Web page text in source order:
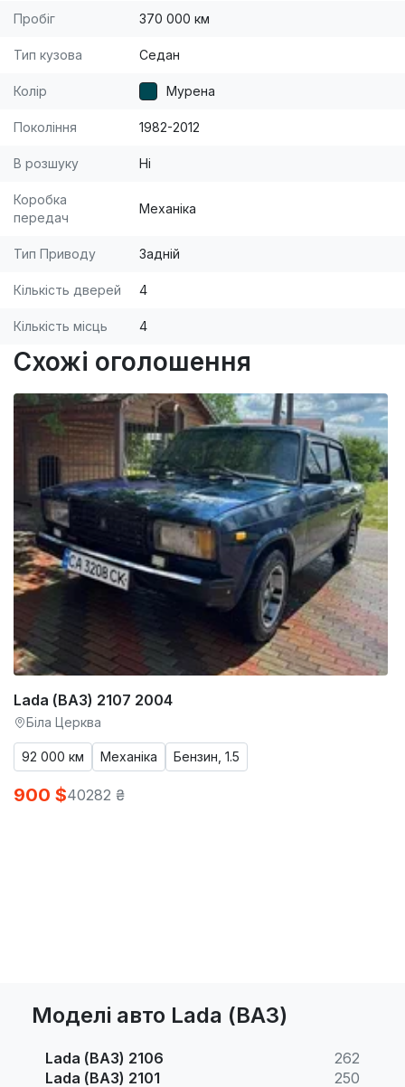
Пробіг 370 000 км
Тип кузова Седан
Колір Мурена
Покоління 1982-2012
В розшуку Ні
Коробка
передач
Механіка
Тип Приводу Задній
Кількість дверей 4
Кількість місць 4
Схожі оголошення
Lada (ВАЗ) 2107 2004
Біла Церква
92 000 км Механіка Бензин, 1.5
900 $40282 ₴
Моделі авто Lada (ВАЗ)
Lada (ВАЗ) 2106
262
Lada (ВАЗ) 2101
250